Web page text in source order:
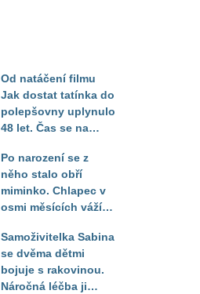
Od natáčení filmu
Jak dostat tatínka do
polepšovny uplynulo
48 let. Čas se na
podepsal, lavička je
ale stále na stejném
místě
Po narození se z
něho stalo obří
miminko. Chlapec v
osmi měsících váží
Samoživitelka Sabina
se dvěma dětmi
bojuje s rakovinou.
Náročná léčba ji